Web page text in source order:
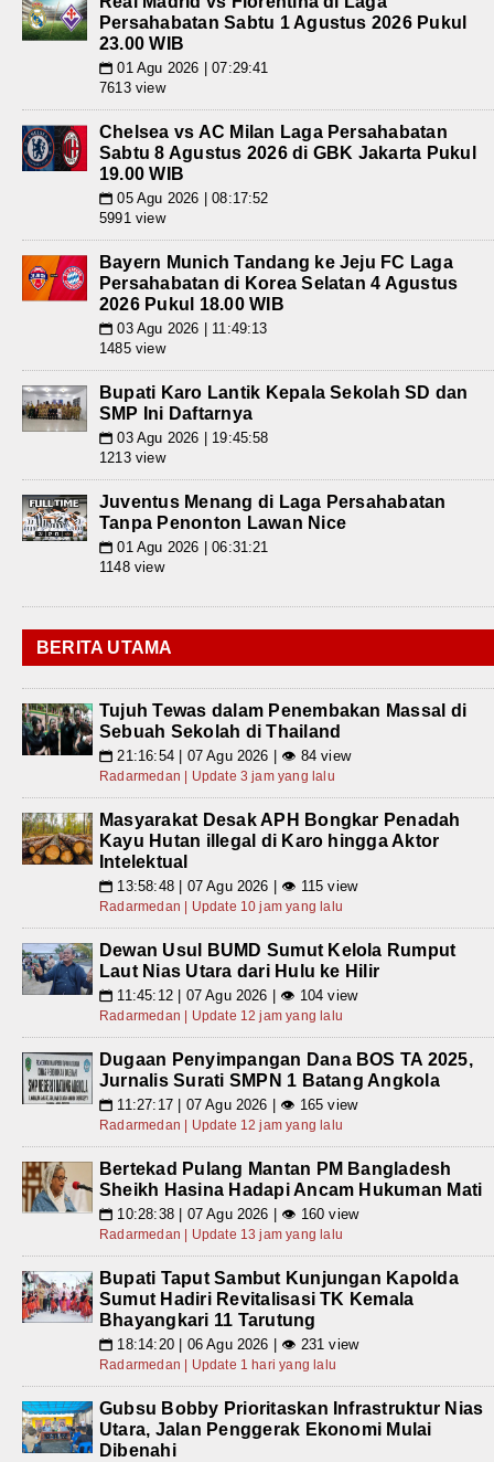
Persahabatan Sabtu 1 Agustus 2026 Pukul
23.00 WIB
📅 01 Agu 2026 | 07:29:41
7613 view
Chelsea vs AC Milan Laga Persahabatan
Sabtu 8 Agustus 2026 di GBK Jakarta Pukul
19.00 WIB
📅 05 Agu 2026 | 08:17:52
5991 view
Bayern Munich Tandang ke Jeju FC Laga
Persahabatan di Korea Selatan 4 Agustus
2026 Pukul 18.00 WIB
📅 03 Agu 2026 | 11:49:13
1485 view
Bupati Karo Lantik Kepala Sekolah SD dan
SMP Ini Daftarnya
📅 03 Agu 2026 | 19:45:58
1213 view
Juventus Menang di Laga Persahabatan
Tanpa Penonton Lawan Nice
📅 01 Agu 2026 | 06:31:21
1148 view
BERITA UTAMA
Tujuh Tewas dalam Penembakan Massal di
Sebuah Sekolah di Thailand
📅 21:16:54 | 07 Agu 2026 | 👁 84 view
Radarmedan | Update 3 jam yang lalu
Masyarakat Desak APH Bongkar Penadah
Kayu Hutan illegal di Karo hingga Aktor
Intelektual
📅 13:58:48 | 07 Agu 2026 | 👁 115 view
Radarmedan | Update 10 jam yang lalu
Dewan Usul BUMD Sumut Kelola Rumput
Laut Nias Utara dari Hulu ke Hilir
📅 11:45:12 | 07 Agu 2026 | 👁 104 view
Radarmedan | Update 12 jam yang lalu
Dugaan Penyimpangan Dana BOS TA 2025,
Jurnalis Surati SMPN 1 Batang Angkola
📅 11:27:17 | 07 Agu 2026 | 👁 165 view
Radarmedan | Update 12 jam yang lalu
Bertekad Pulang Mantan PM Bangladesh
Sheikh Hasina Hadapi Ancam Hukuman Mati
📅 10:28:38 | 07 Agu 2026 | 👁 160 view
Radarmedan | Update 13 jam yang lalu
Bupati Taput Sambut Kunjungan Kapolda
Sumut Hadiri Revitalisasi TK Kemala
Bhayangkari 11 Tarutung
📅 18:14:20 | 06 Agu 2026 | 👁 231 view
Radarmedan | Update 1 hari yang lalu
Gubsu Bobby Prioritaskan Infrastruktur Nias
Utara, Jalan Penggerak Ekonomi Mulai
Dibenahi